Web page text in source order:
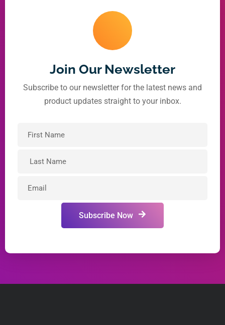
Join Our Newsletter
Subscribe to our newsletter for the latest news and
product updates straight to your inbox.
Subscribe Now